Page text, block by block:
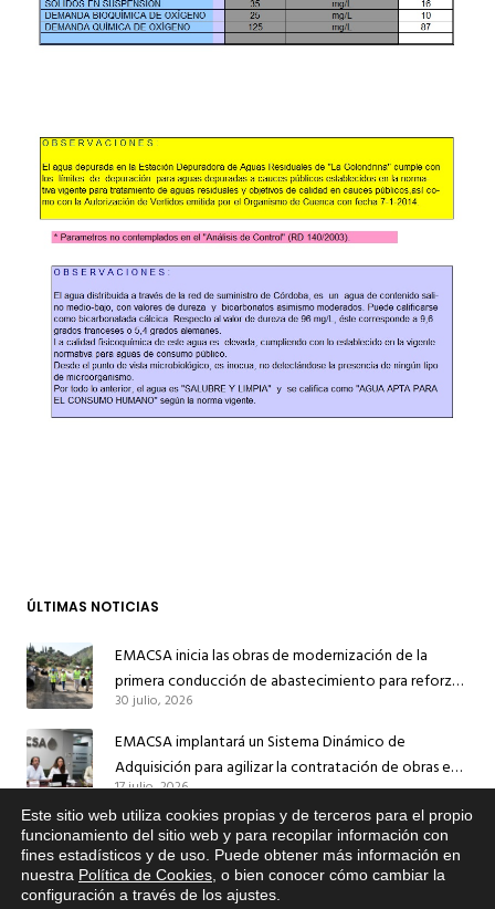
ÚLTIMAS NOTICIAS
EMACSA inicia las obras de modernización de la
primera conducción de abastecimiento para reforzar
el suministro de agua de Córdoba
30 julio, 2026
EMACSA implantará un Sistema Dinámico de
Adquisición para agilizar la contratación de obras en
sus redes e instalaciones
17 julio, 2026
EMACSA inicia hoy las obras de una nueva arteria de
abastecimiento y una red de agua no potable en
Ingeniero Ruiz de Azúa
13 julio, 2026
Este sitio web utiliza cookies propias y de terceros para el propio
funcionamiento del sitio web y para recopilar información con
fines estadísticos y de uso. Puede obtener más información en
nuestra Política de Cookies , o bien conocer cómo cambiar la
configuración a través de los ajustes
Si tiene cualquier duda sobre
EMACSA, haga click abajo.